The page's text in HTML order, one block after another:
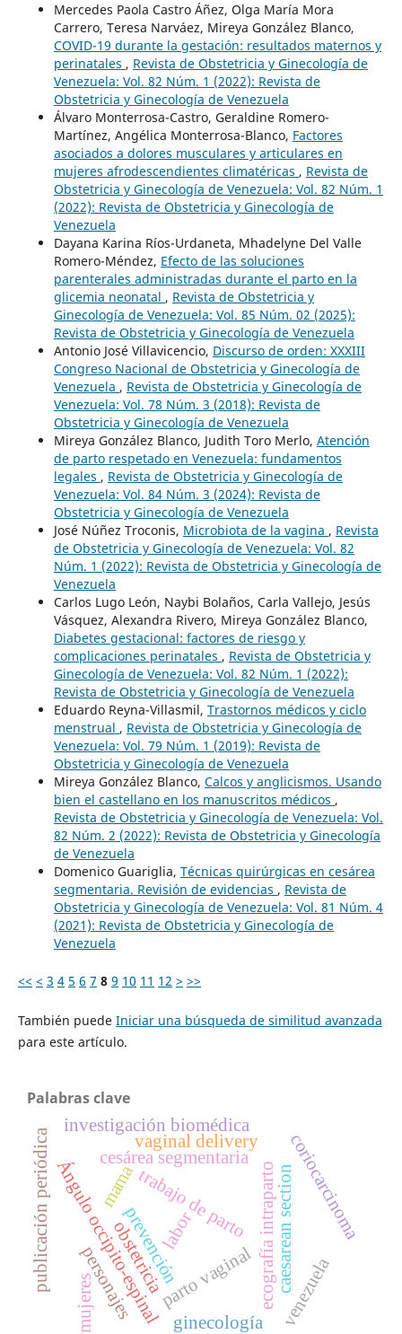
Mercedes Paola Castro Áñez, Olga María Mora
Carrero, Teresa Narváez, Mireya González Blanco,
COVID-19 durante la gestación: resultados maternos y
perinatales , Revista de Obstetricia y Ginecología de
Venezuela: Vol. 82 Núm. 1 (2022): Revista de
Obstetricia y Ginecología de Venezuela
Álvaro Monterrosa-Castro, Geraldine Romero-
Martínez, Angélica Monterrosa-Blanco, Factores
asociados a dolores musculares y articulares en
mujeres afrodescendientes climatéricas , Revista de
Obstetricia y Ginecología de Venezuela: Vol. 82 Núm. 1
(2022): Revista de Obstetricia y Ginecología de
Venezuela
Dayana Karina Ríos-Urdaneta, Mhadelyne Del Valle
Romero-Méndez, Efecto de las soluciones
parenterales administradas durante el parto en la
glicemia neonatal , Revista de Obstetricia y
Ginecología de Venezuela: Vol. 85 Núm. 02 (2025):
Revista de Obstetricia y Ginecología de Venezuela
Antonio José Villavicencio, Discurso de orden: XXXIII
Congreso Nacional de Obstetricia y Ginecología de
Venezuela , Revista de Obstetricia y Ginecología de
Venezuela: Vol. 78 Núm. 3 (2018): Revista de
Obstetricia y Ginecología de Venezuela
Mireya González Blanco, Judith Toro Merlo, Atención
de parto respetado en Venezuela: fundamentos
legales , Revista de Obstetricia y Ginecología de
Venezuela: Vol. 84 Núm. 3 (2024): Revista de
Obstetricia y Ginecología de Venezuela
José Núñez Troconis, Microbiota de la vagina , Revista
de Obstetricia y Ginecología de Venezuela: Vol. 82
Núm. 1 (2022): Revista de Obstetricia y Ginecología de
Venezuela
Carlos Lugo León, Naybi Bolaños, Carla Vallejo, Jesús
Vásquez, Alexandra Rivero, Mireya González Blanco,
Diabetes gestacional: factores de riesgo y
complicaciones perinatales , Revista de Obstetricia y
Ginecología de Venezuela: Vol. 82 Núm. 1 (2022):
Revista de Obstetricia y Ginecología de Venezuela
Eduardo Reyna-Villasmil, Trastornos médicos y ciclo
menstrual , Revista de Obstetricia y Ginecología de
Venezuela: Vol. 79 Núm. 1 (2019): Revista de
Obstetricia y Ginecología de Venezuela
Mireya González Blanco, Calcos y anglicismos. Usando
bien el castellano en los manuscritos médicos ,
Revista de Obstetricia y Ginecología de Venezuela: Vol.
82 Núm. 2 (2022): Revista de Obstetricia y Ginecología
de Venezuela
Domenico Guariglia, Técnicas quirúrgicas en cesárea
segmentaria. Revisión de evidencias , Revista de
Obstetricia y Ginecología de Venezuela: Vol. 81 Núm. 4
(2021): Revista de Obstetricia y Ginecología de
Venezuela
<< < 3 4 5 6 7 8 9 10 11 12 > >>
También puede Iniciar una búsqueda de similitud avanzada
para este artículo.
Palabras clave
trabajo de parto ecografía intraparto
Ángulo occipito-espinalparto vaginal
cesárea segmentaria
labor
vaginal delivery
caesarean sectioncoriocarcinoma
venezuela
investigación biomédica
publicación periódica obstetricia
personajes
ginecología
mujeres
mama
prevención